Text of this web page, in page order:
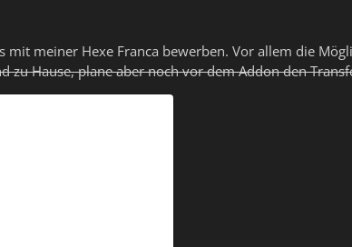
mit meiner Hexe Franca bewerben. Vor allem die
zu Hause, plane aber noch vor dem Addon den